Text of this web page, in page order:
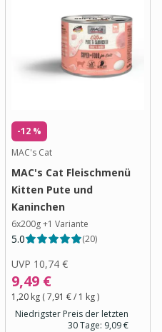
-12 %
MAC's Cat
MAC's Cat Fleischmenü
Kitten Pute und
Kaninchen
6x200g+1 Variante
5.0 (20)
UVP 10,74 €
9,49 €
1,20 kg (7,91 €/ 1 kg)
Niedrigster Preis der letzten
30 Tage: 9,09 €